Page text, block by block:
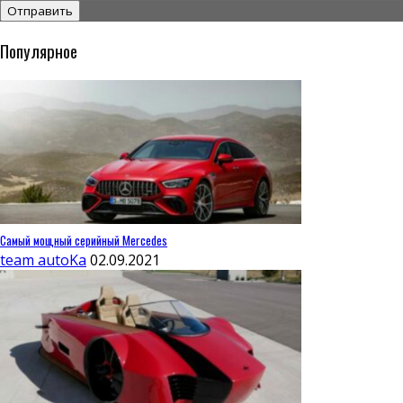
Популярное
Самый мощный серийный Mercedes
team autoKa 02.09.2021